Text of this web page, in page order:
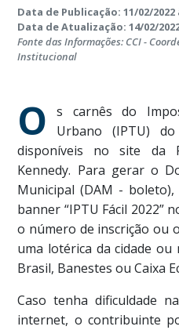
Data de Publicação: 11/02/2022
Data de Atualização: 14/02/
Fonte das Informações: CCI -
Institucional
O
s carnês do
Urbano (IPTU)
disponíveis no site da
Kennedy. Para gerar o
Municipal (DAM -
banner “IPTU Fácil 2022”
o número de inscrição ou
uma lotérica da cidade ou
Brasil, Banestes ou Caixa
Caso tenha dificuldade
internet, o contribuinte